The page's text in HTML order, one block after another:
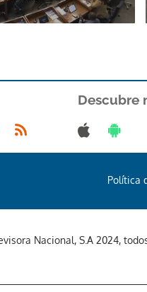
Descubre
Política
Nacional, S.A 2024,